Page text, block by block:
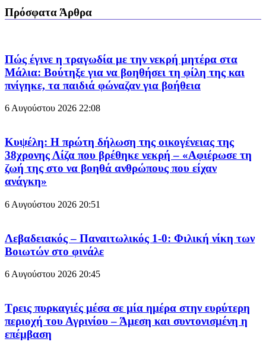
Πρόσφατα Άρθρα
Πώς έγινε η τραγωδία με την νεκρή μητέρα στα
Μάλια: Βούτηξε για να βοηθήσει τη φίλη της και
πνίγηκε, τα παιδιά φώναζαν για βοήθεια
6 Αυγούστου 2026 22:08
Κυψέλη: Η πρώτη δήλωση της οικογένειας της
38χρονης Λίζα που βρέθηκε νεκρή – «Αφιέρωσε τη
ζωή της στο να βοηθά ανθρώπους που είχαν
ανάγκη»
6 Αυγούστου 2026 20:51
Λεβαδειακός – Παναιτωλικός 1-0: Φιλική νίκη των
Βοιωτών στο φινάλε
6 Αυγούστου 2026 20:45
Τρεις πυρκαγιές μέσα σε μία ημέρα στην ευρύτερη
περιοχή του Αγρινίου – Άμεση και συντονισμένη η
επέμβαση